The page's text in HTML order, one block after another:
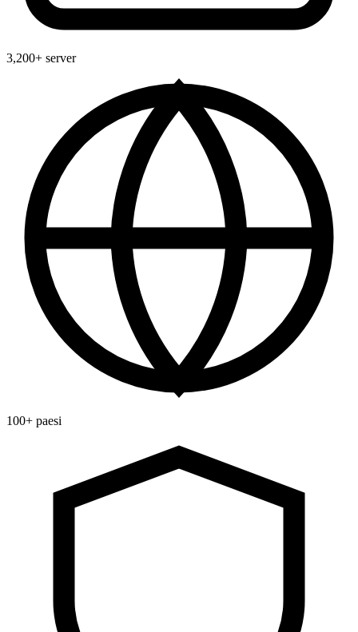
3,200+ server
100+ paesi